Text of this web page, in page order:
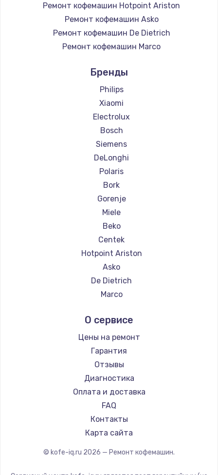
Ремонт кофемашин Hotpoint Ariston
Ремонт кофемашин Asko
Ремонт кофемашин De Dietrich
Ремонт кофемашин Marco
Ремонт кофемашин Jura
Ремонт кофемашин Olympia
Ремонт кофемашин Saeco
Ремонт кофемашин La Cimbali
Ремонт кофемашин WMF
Ремонт кофемашин Yamaguchi
Ремонт кофемашин Nivona
Ремонт кофемашин Astoria
Ремонт кофемашин JVC
Ремонт кофемашин Ariston
Ремонт кофемашин Grundig
Ремонт кофемашин ROCKET MOZZAFIATO
Ремонт кофемашин Vivitek
Ремонт кофемашин Thomson
Ремонт кофемашин Hisense
Ремонт кофемашин DELTA
Ремонт кофемашин Tefal
Ремонт кофемашин RED solution
Ремонт кофемашин Bravilor Bonamat
Ремонт кофемашин Vard
Ремонт кофемашин Tuvio
Ремонт кофемашин Carrera
Ремонт кофемашин Supra
Бренды
Philips
Xiaomi
Electrolux
Bosch
Siemens
DeLonghi
Polaris
Bork
Gorenje
Miele
Beko
Centek
Hotpoint Ariston
Asko
De Dietrich
Marco
Jura
Olympia
Saeco
La Cimbali
WMF
Yamaguchi
Nivona
Astoria
JVC
ROCKET MOZZAFIATO
О сервисе
Цены на ремонт
Гарантия
Отзывы
Диагностика
Оплата и доставка
FAQ
Контакты
Карта сайта
© kofe-iq.ru 2026 — Ремонт кофемашин.